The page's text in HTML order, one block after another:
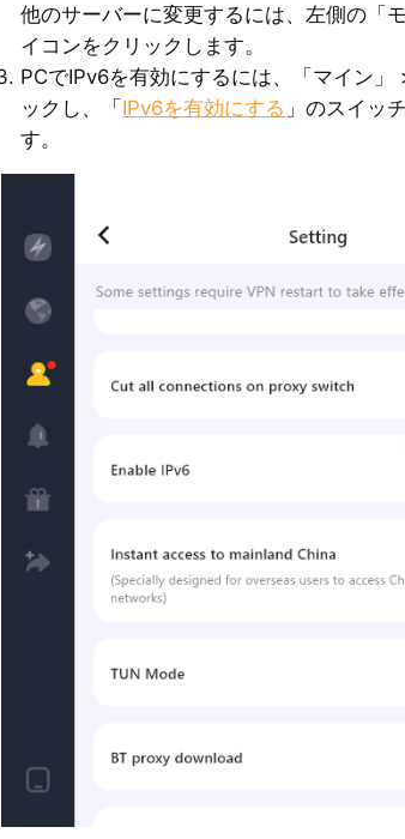
他のサーバーに変更するには、左側の「
イコンをクリックします。
PCでIPv6を有効にするには、「マイン」
ックし、「IPv6を有効にする 」のスイッ
す。